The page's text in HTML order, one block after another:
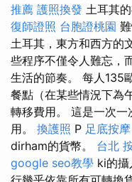
推薦 護照換發 土耳其
復師證照 台胞證桃園
土耳其，東方和西方的
些程序不僅令人難忘，
生活的節奏。 每人135
餐點（在某些情況下為
轉移費用。 這是一次
用。 換護照 P 足底按摩
dirham的貨幣。 台北
google seo教學 ki的攝